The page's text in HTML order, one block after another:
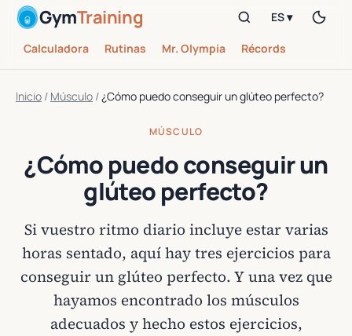
GymTraining
Calculadora Rutinas Mr. Olympia Récords
ES ▾
Inicio / Músculo /¿Cómo puedo conseguir un glúteo perfecto?
MÚSCULO
¿Cómo puedo conseguir un
glúteo perfecto?
Si vuestro ritmo diario incluye estar varias
horas sentado, aquí hay tres ejercicios para
conseguir un glúteo perfecto. Y una vez que
hayamos encontrado los músculos
adecuados y hecho estos ejercicios,